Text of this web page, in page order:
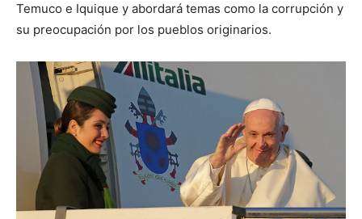
Temuco e Iquique y abordará temas como la corrupción y
su preocupación por los pueblos originarios.